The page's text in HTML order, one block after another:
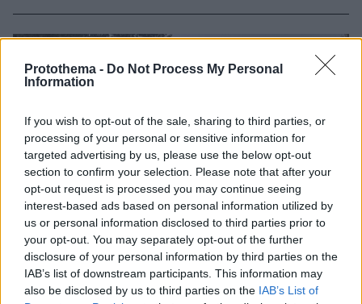
Protothema - Do Not Process My Personal
Information
If you wish to opt-out of the sale, sharing to third parties, or
processing of your personal or sensitive information for
targeted advertising by us, please use the below opt-out
section to confirm your selection. Please note that after your
opt-out request is processed you may continue seeing
interest-based ads based on personal information utilized by
us or personal information disclosed to third parties prior to
your opt-out. You may separately opt-out of the further
disclosure of your personal information by third parties on the
IAB’s list of downstream participants. This information may
also be disclosed by us to third parties on the IAB’s List of